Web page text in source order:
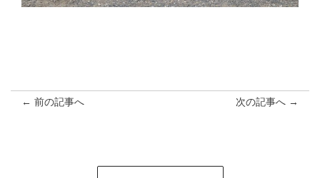
← 前の記事へ 次の記事へ →